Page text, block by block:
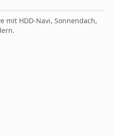
mit HDD-Navi, Sonnendach,